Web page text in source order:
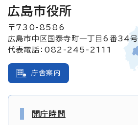
広島市役所
〒730-8586
広島市中区国泰寺町一丁目6番34号
代表電話：082-245-2111
庁舎案内
開庁時間